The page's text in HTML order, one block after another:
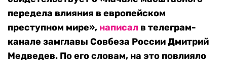
передела влияния в европейском
преступном мире», написал в телеграм-
канале замглавы Совбеза России Дмитрий
Медведев. По его словам, на это повлияло